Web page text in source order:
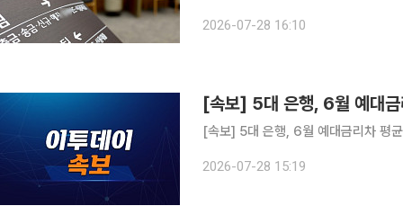
2026-07-28 16:10
[속보] 5대 은행, 6월 예대
[속보] 5대 은행, 6월 예대금리차 평
2026-07-28 15:19